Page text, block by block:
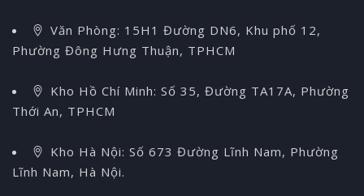
Văn Phòng: 15H1 Đường DN6, Khu phố 12,
Phường Đông Hưng Thuận, TPHCM
Kho Hồ Chí Minh: Số 35, Đường TA17A, Phường
Thới An, TPHCM
Kho Hà Nội: Số 673 Đường Lĩnh Nam, Phường
Lĩnh Nam, Hà Nội.